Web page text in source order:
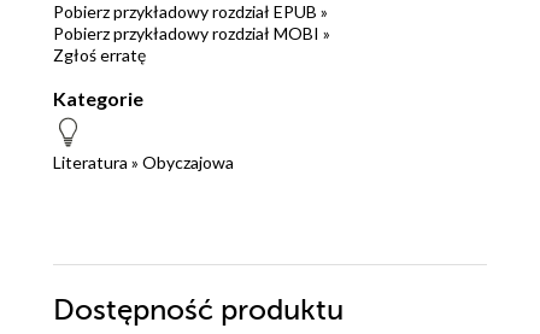
Pobierz przykładowy rozdział EPUB »
Pobierz przykładowy rozdział MOBI »
Zgłoś erratę
Kategorie
Literatura » Obyczajowa
Dostępność produktu